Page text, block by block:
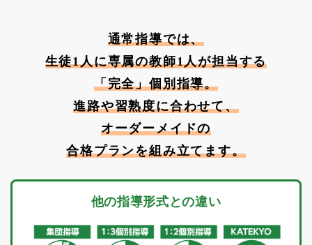
通常指導では、
生徒1人に専属の教師1人が担当する
「完全」個別指導。
進路や習熟度に合わせて、
オーダーメイドの
合格プランを組み立てます。
他の指導形式との違い